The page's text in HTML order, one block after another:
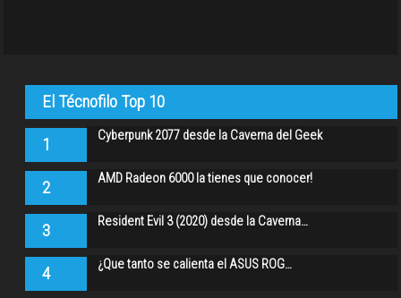
El Técnofilo Top 10
1 Cyberpunk 2077 desde la Caverna del Geek
2 AMD Radeon 6000 la tienes que conocer!
3 Resident Evil 3 (2020) desde la Caverna…
4 ¿Que tanto se calienta el ASUS ROG…